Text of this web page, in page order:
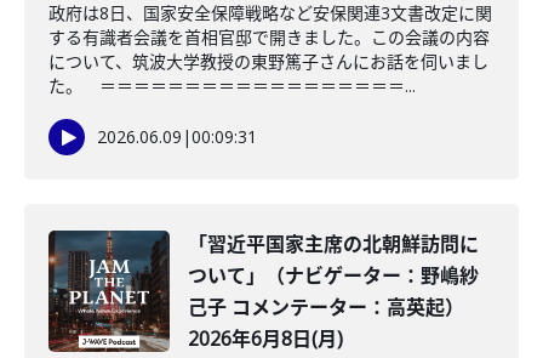
政府は8日、国家安全保障戦略など安保関連3文書改定に関
する有識者会議を首相官邸で開きました。この会議の内容
について、筑波大学教授の東野篤子さんにお話を伺いまし
た。 ＝＝＝＝＝＝＝＝＝＝＝＝＝＝＝＝＝＝...
2026.06.09 |00:09:31
「習近平国家主席の北朝鮮訪問に
ついて」（ナビゲーター：野嶋紗
己子 コメンテーター：高英起）
2026年6月8日(月)